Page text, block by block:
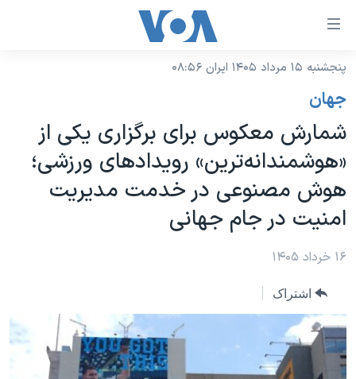
لینکهای
دسترسی
جهش
محتوای
اصلی
جهش
صفحه
جهش
جستجو
نسخه سبک وب‌سایت
موضوع ها
ایران
آمریکا
جهان
ورزشی
گزیده‌ها
ویژه برنامه‌ها
ویدیوها
فرهنگ و زندگی
برنامه های تلویزیونی
جدول برنامه ها
صفحه‌های ویژه
جام جهانی ۲۰۲۶
عملیات خشم حماسی
۲۵۰سالگی آمریکا
بایگانی برنامه‌های تلویزیونی
مستندها
فرکانس‌های صدای آمریکا
پخش رادیویی
یادگیری زبان انگلیسی
دنبال کنید
پنجشنبه ۱۵ مرداد ۱۴۰۵ ایران ۰۸:۵۶
جهان
شمارش معکوس برای برگزاری یکی از
«هوشمندانه‌ترین» رویدادهای ورزشی؛
هوش مصنوعی در خدمت مدیریت
امنیت در جام جهانی
۱۶ خرداد ۱۴۰۵
اشتراک